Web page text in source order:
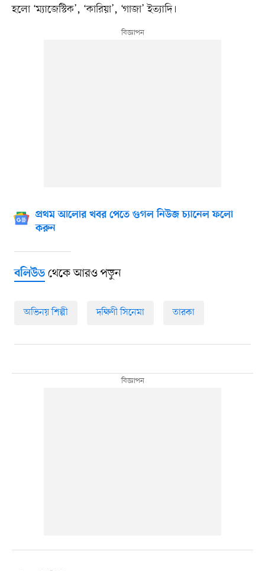
হলো ‘ম্যাজেস্টিক’, ‘কারিয়া’, ‘গাজা’ ইত্যাদি।
প্রথম আলোর খবর পেতে গুগল নিউজ চ্যানেল ফলো
করুন
বলিউডথেকে আরও পড়ুন
অভিনয় শিল্পী দক্ষিণী সিনেমা তারকা